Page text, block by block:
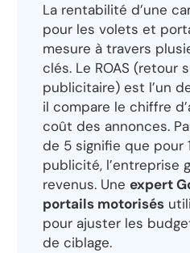
La rentabilité d’une
pour les volets et
mesure à travers
clés. Le ROAS (retour
publicitaire) est l’un
il compare le chiffre
coût des annonces.
de 5 signifie que pour
publicité, l’entreprise
revenus. Une expert
portails motorisés
pour ajuster les
de ciblage.